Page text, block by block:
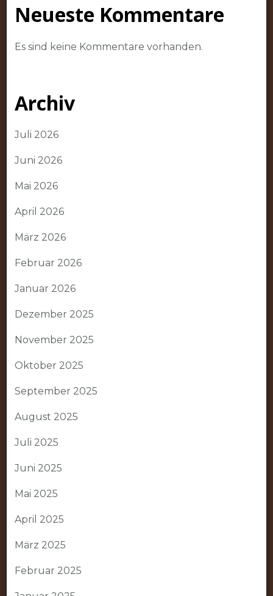
Neueste Kommentare
Es sind keine Kommentare vorhanden.
Archiv
Juli 2026
Juni 2026
Mai 2026
April 2026
März 2026
Februar 2026
Januar 2026
Dezember 2025
November 2025
Oktober 2025
September 2025
August 2025
Juli 2025
Juni 2025
Mai 2025
April 2025
März 2025
Februar 2025